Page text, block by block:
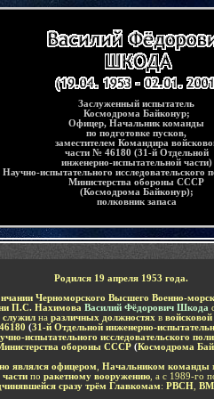
Заслуженный испытатель
Космодрома Байконур;
Офицер, Начальник команды
по подготовке пусков,
заместителем Командира
части № 46180 (31-й Отдельной
инженерно-испытательной части)
Научно-испытательного исследовательского
Министерства обороны СССР
(Космодрома Байконур);
полковник запаса
Родился 19 апреля 1953 года.
Черноморского Высшего Военно-
П.С. Нахимова Василий Фёдорович Шкода
служил на различных должностях в войсковой
(31-й Отдельной инженерно-
испытательного исследовательского
обороны СССР (Космодрома
являлся офицером
Начальником команды
по ракетному вооружению , а с 1989-го
сразу трём Главкомам: РВСН,